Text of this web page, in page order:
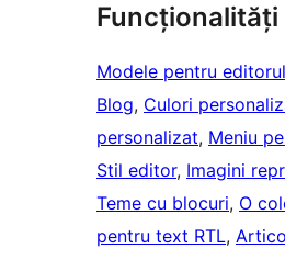
Funcționalități
Modele pentru
Blog, Culori
personalizat, Meniu
Stil editor, Imagini
Teme cu blocuri, O
pentru text RTL,